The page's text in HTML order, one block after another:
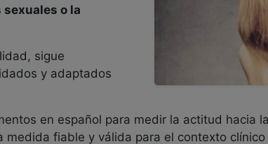
o la
sigue
y adaptados
en español para medir la actitud hacia
medida fiable y válida para el contexto